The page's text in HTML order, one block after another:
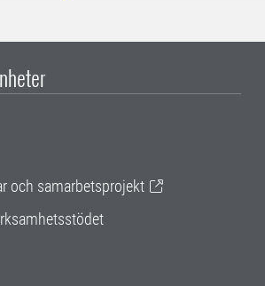
och samarbetsprojekt